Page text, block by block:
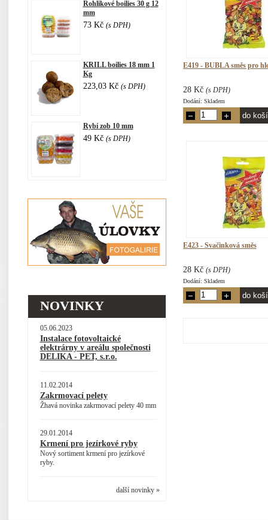
Rohlikové boilies 30 g 12
mm
73 Kč (s DPH)
KRILL boilies 18 mm 1
Kg
223,03 Kč (s DPH)
Rybí zob 10 mm
49 Kč (s DPH)
NOVINKY
05.06.2023
Instalace fotovoltaické
elektrárny v areálu společnosti
DELIKA - PET, s.r.o.
11.02.2014
Zakrmovací pelety
Žhavá novinka zakrmovací pelety 40 mm
29.01.2014
Krmení pro jezírkové ryby
Nový sortiment krmení pro jezírkové
ryby.
další novinky »
E419 - BUBLA směs pro
28 Kč (s DPH)
Dodání: Skladem
E423 - Svačinková směs
28 Kč (s DPH)
Dodání: Skladem